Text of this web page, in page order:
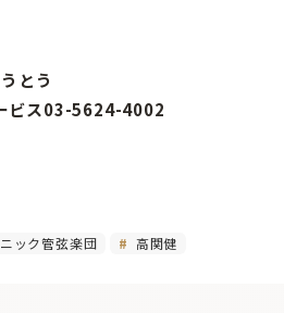
とう
ビス03-5624-4002
ック管弦楽団 高関健